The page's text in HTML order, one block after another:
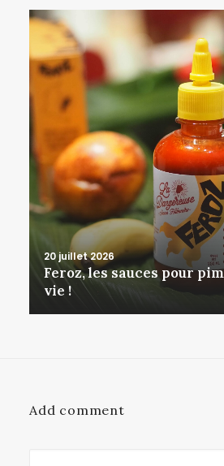
20 juillet 2026
Feroz, les sauces pour
vie !
Add comment